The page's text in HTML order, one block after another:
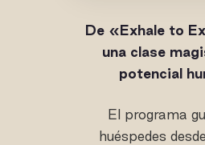
De «Exhale to
una clase
potencial
El programa
huéspedes